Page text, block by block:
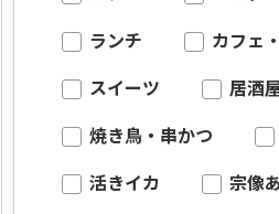
ランチ カフェ
スイーツ 居酒
焼き鳥・串かつ
活きイカ 宗像